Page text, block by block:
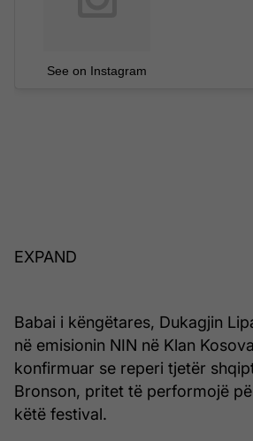
See on Instagram
EXPAND
Babai i këngëtares, Dukagjin
në emisionin NIN në Klan
konfirmuar se reperi tjetër
Bronson, pritet të performojë
këtë festival.